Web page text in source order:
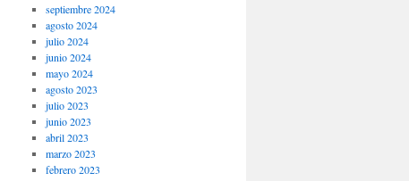
septiembre 2024
agosto 2024
julio 2024
junio 2024
mayo 2024
agosto 2023
julio 2023
junio 2023
abril 2023
marzo 2023
febrero 2023